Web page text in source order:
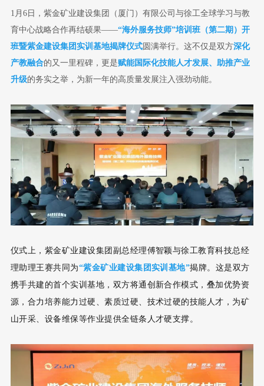
1月6日，紫金矿业建设集团（厦门）有限公司与徐工全球学习与教
育中心战略合作再结硕果——“海外服务技师”培训班（第二期）开
班暨紫金建设集团实训基地揭牌仪式圆满举行。这不仅是双方深化
产教融合的又一里程碑，更是赋能国际化技能人才发展、助推产业
升级的务实之举，为新一年的高质量发展注入强劲动能。
仪式上，紫金矿业建设集团副总经理傅智颖与徐工教育科技总经
理助理王赛共同为“紫金矿业建设集团实训基地”揭牌。这是双方
携手共建的首个实训基地，双方将通创新合作模式，叠加优势资
源，合力培养能力过硬、素质过硬、技术过硬的技能人才，为矿
山开采、设备维保等作业提供全链条人才硬支撑。